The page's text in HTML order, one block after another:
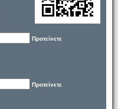
Προτείνετε
Προτείνετε